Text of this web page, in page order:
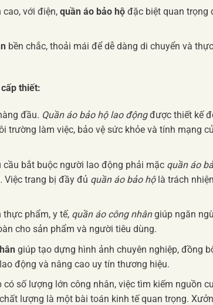
với điện, quần áo bảo hộđặc biệt quan trọng
bền chắc, thoải mái để dễ dàng di chuyển và thực
thiết:
đầu. Quần áo bảo hộ lao độngđược thiết kế
trường làm việc, bảo vệ sức khỏe và tính mạng
cầu bắt buộc người lao động phải mặc quần áo
trang bị đầy đủ quần áo bảo hộlà trách
phẩm, y tế, quần áo công nhângiúp ngăn
cho sản phẩm và người tiêu dùng.
giúp tạo dựng hình ảnh chuyên nghiệp, đồng
động và nâng cao uy tín thương hiệu.
số lượng lớn công nhân, việc tìm kiếm nguồn
lượng là một bài toán kinh tế quan trọng.